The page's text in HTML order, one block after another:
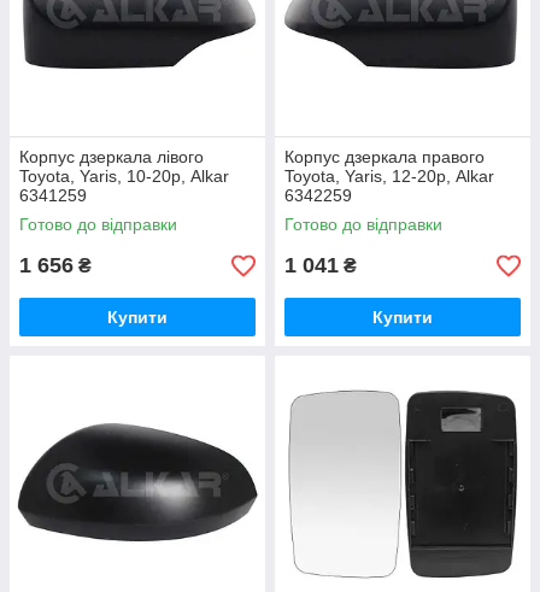
Корпус дзеркала лівого
Toyota, Yaris, 10-20р, Alkar
6341259
Готово до відправки
1 656 ₴
Купити
Корпус дзеркала правого
Toyota, Yaris, 12-20р, Alkar
6342259
Готово до відправки
1 041 ₴
Купити